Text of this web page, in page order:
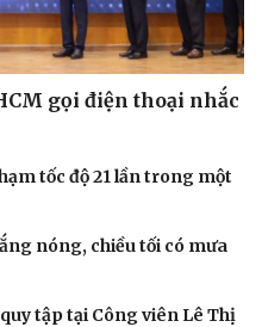
gọi điện thoại nhắc
tốc độ 21 lần trong một
nóng, chiều tối có mưa
tập tại Công viên Lê Thị